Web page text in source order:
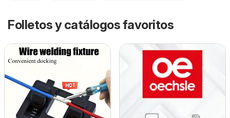
Folletos y catálogos favoritos